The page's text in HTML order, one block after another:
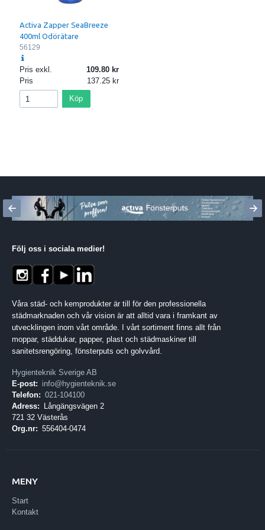
Activa Zapper SeaBreeze
400ml Odörätare
56129
Pris exkl.
109.80
Pris
137.25
Köp
Följ oss i sociala medier!
Våra städ- och kemprodukter är till för den professionella
städmarknaden och vår vision är att alltid vara i framkant av
utvecklingen inom vårt område. I vårt sortiment finns allt från
moppar, städdukar, papper, plast och städmaskiner till
sanitetsrengöring, fönsterputs och golvvård.
Hygienteknik Sverige AB
E-post: info@hygienteknik.se
Telefon: 021-104100
Adress:
Långängsvägen 2
721 32 Västerås
Org.nr: 556404-0474
MENY
Start
Kontakt